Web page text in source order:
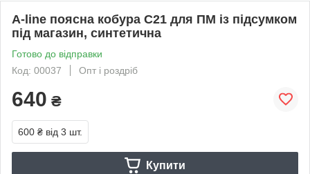
A-line поясна кобура С21 для ПМ із підсумком
під магазин, синтетична
Готово до відправки
Код: 00037
Опт і роздріб
640 ₴
600 ₴ від 3 шт.
Купити